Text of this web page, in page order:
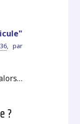
, par
?